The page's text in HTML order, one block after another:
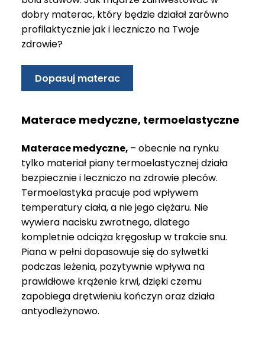
dobry materac, który będzie działał zarówno
profilaktycznie jak i leczniczo na Twoje
zdrowie?
Dopasuj materac
Materace medyczne, termoelastyczne
Materace medyczne, – obecnie na rynku
tylko materiał piany termoelastycznej działa
bezpiecznie i leczniczo na zdrowie pleców.
Termoelastyka pracuje pod wpływem
temperatury ciała, a nie jego ciężaru. Nie
wywiera nacisku zwrotnego, dlatego
kompletnie odciąża kręgosłup w trakcie snu.
Piana w pełni dopasowuje się do sylwetki
podczas leżenia, pozytywnie wpływa na
prawidłowe krążenie krwi, dzięki czemu
zapobiega drętwieniu kończyn oraz działa
antyodleżynowo.